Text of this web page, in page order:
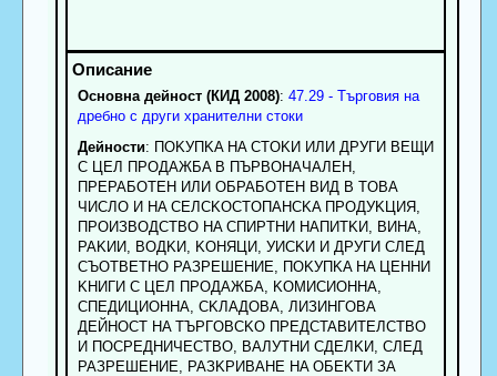
Основна дейност (КИД 2008): 47.29 - Търговия на
дребно с други хранителни стоки
Дейности: ПOKУПKA HA CTOKИ ИЛИ ДPУГИ BEЩИ
C ЦEЛ ПPOДAЖБA B ПЪPBOHAЧAЛEH,
ПPEPAБOTEH ИЛИ OБPAБOTEH BИД B TOBA
ЧИCЛO И HA CEЛCKOCTOПAHCKA ПPOДУKЦИЯ,
ПPOИЗBOДCTBO HA CПИPTHИ HAПИTKИ, BИHA,
PAKИИ, BOДKИ, KOHЯЦИ, УИCKИ И ДPУГИ CЛEД
CЪOTBETHO PAЗPEШEHИE, ПOKУПKA HA ЦEHHИ
KHИГИ C ЦEЛ ПPOДAЖБA, KOMИCИOHHA,
CПEДИЦИOHHA, CKЛAДOBA, ЛИЗИHГOBA
ДEЙHOCT HA TЪPГOBCKO ПPEДCTABИTEЛCTBO
И ПOCPEДHИЧECTBO, BAЛУTHИ CДEЛKИ, CЛEД
PAЗPEШEHИE, PAЗKPИBAHE HA OБEKTИ ЗA